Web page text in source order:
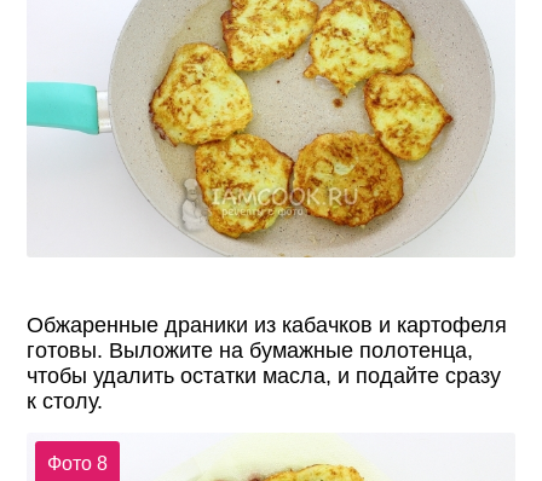
Обжаренные драники из кабачков и картофеля
готовы. Выложите на бумажные полотенца,
чтобы удалить остатки масла, и подайте сразу
к столу.
Фото 8